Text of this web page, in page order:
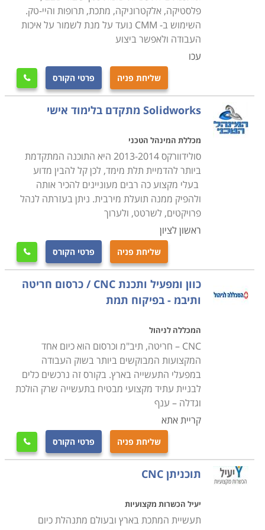
שניתן לתפעל בעזרתם.
במסגרת קורס CNC לומדים הסטודנטים את כל יסודות עולם
זה, לרבות היסטוריה, התפתחות הענף, תרומתו לעולם
העיבוד השבבי, ההבדלים בין עולם זה ובין שיטות ואמצעי
עיבוד שבבי אחרים וכדומה. כמו כן, במהלך הקורס מתנסים
הסטודנטים בתכנון, עיצוב, בניית וחריטת דגמים על מכונות
אמיתיות על מנת להעניק להם את התחושה והמוכנות לצאת
אל שוק העבודה ולממש את הידע שספגו במהלך הקורס.
למי מתאימים הלימודים
הלימודים בקורס CNC נחלקים לשתי רמות מרכזיות:
למתחילים ולמתקדמים. הראשון מיועד בעיקר עבור
סטודנטים העושים את צעדיהם הראשונים בעולם העיבוד
השבבי, ואין להם ניסיון קודם של עבודה בתחום זה. הקורס
למתקדמים מיועד עבור אנשים המגיעים מהתעשייה עצמה,
במטרה להעשיר את ידיעותיהם בתחום, ולהשלים את הידע
הנדרש להם על מנת להפעיל מכונות במסגרת עבודתם.
פלסטיקה, אלקטרוניקה, מתכת, תרופות והיי-טק.
השימוש ב- CMM נועד על מנת לשמור על איכות
העבודה ולאפשר ביצוע
עכו
שליחת פניה פרטי הקורס 
Solidworks מתקדם בלימוד אישי
מכללת המינהל הטכני
סולידוורקס 2013-2014 היא התוכנה המתקדמת
ביותר להדמיית תלת מימד, לכן קל להבין מדוע
בעלי מקצוע כה רבים מעוניינים להכיר אותה
ולהפיק ממנה תועלת מירבית. ניתן בעזרתה לנהל
פרויקטים, לשרטט, ולערוך
ראשון לציון
שליחת פניה פרטי הקורס 
כוון ומפעיל ותכנת CNC / כרסום חריטה
ותיבמ - בפיקוח תמת
המכללה לניהול
CNC – חריטה, תיב"מ וכרסום הוא כיום אחד
המקצועות המבוקשים ביותר בשוק העבודה
במפעלי התעשייה בארץ. בקורס זה נרכשים כלים
לבניית עתיד מקצועי מבטיח בתעשייה שרק הולכת
וגדלה – ענף
קריית אתא
שליחת פניה פרטי הקורס 
תוכניתן CNC
יעיל הכשרות מקצועיות
תעשיית המתכת בארץ ובעולם מתנהלת כיום